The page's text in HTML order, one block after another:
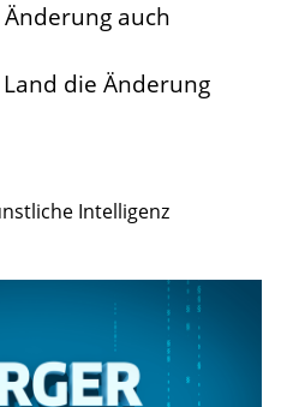
auch
die Änderung
Intelligenz